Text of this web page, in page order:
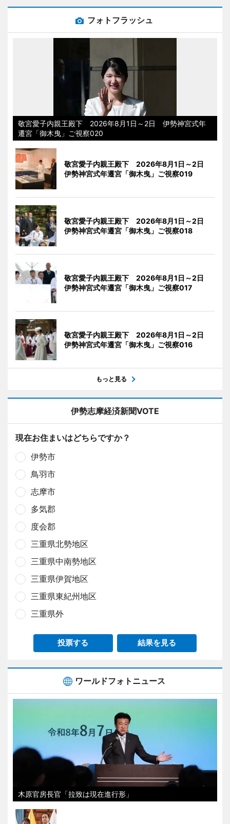
フォトフラッシュ
敬宮愛子内親王殿下 2026年8月1日～2日 伊勢神宮式年
遷宮「御木曳」ご視察020
敬宮愛子内親王殿下 2026年8月1日～2日
伊勢神宮式年遷宮「御木曳」ご視察019
敬宮愛子内親王殿下 2026年8月1日～2日
伊勢神宮式年遷宮「御木曳」ご視察018
敬宮愛子内親王殿下 2026年8月1日～2日
伊勢神宮式年遷宮「御木曳」ご視察017
敬宮愛子内親王殿下 2026年8月1日～2日
伊勢神宮式年遷宮「御木曳」ご視察016
もっと見る
伊勢志摩経済新聞VOTE
現在お住まいはどちらですか？
伊勢市
鳥羽市
志摩市
多気郡
度会郡
三重県北勢地区
三重県中南勢地区
三重県伊賀地区
三重県東紀州地区
三重県外
投票する 結果を見る
ワールドフォトニュース
木原官房長官「拉致は現在進行形」